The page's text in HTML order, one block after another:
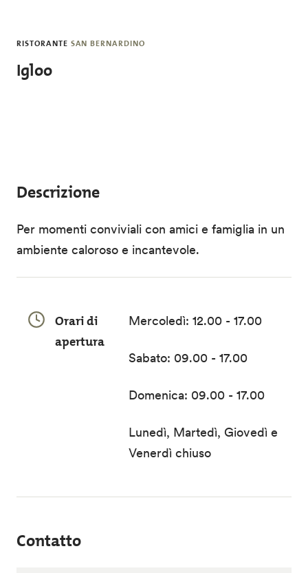
RISTORANTE SAN BERNARDINO
Igloo
Descrizione
Per momenti conviviali con amici e famiglia in un
ambiente caloroso e incantevole.
Orari di
apertura
Mercoledì: 12.00 - 17.00
Sabato: 09.00 - 17.00
Domenica: 09.00 - 17.00
Lunedì, Martedì, Giovedì e
Venerdì chiuso
Contatto